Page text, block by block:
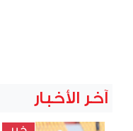
آخر الأخبار